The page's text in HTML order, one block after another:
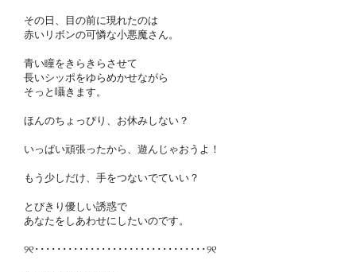
その日、目の前に現れたのは
赤いリボンの可憐な小悪魔さん。
青い瞳をきらきらさせて
長いシッポをゆらめかせながら
そっと囁きます。
ほんのちょっぴり、お休みしない？
いっぱい頑張ったから、遊んじゃおうよ！
もう少しだけ、手をつないでていい？
とびきり優しい誘惑で
あなたをしあわせにしたいのです。
୨୧･･･････････････････････････････୨୧